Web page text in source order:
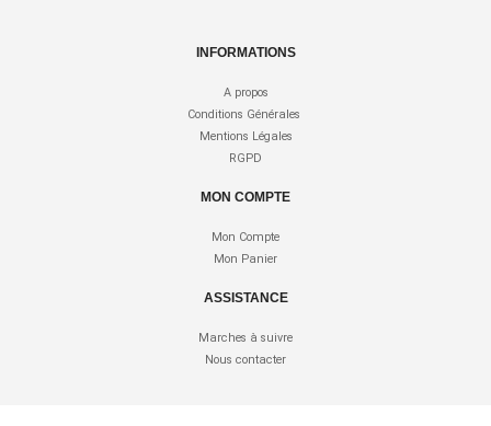
INFORMATIONS
A propos
Conditions Générales
Mentions Légales
RGPD
MON COMPTE
Mon Compte
Mon Panier
ASSISTANCE
Marches à suivre
Nous contacter